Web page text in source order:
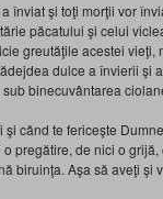
înviat şi toţi morţii vor
păcatului şi celui
greutăţile acestei
dulce a învierii şi
binecuvântarea
când te fericeşte
pregătire, de nici o
biruinţa. Aşa să aveţi şi